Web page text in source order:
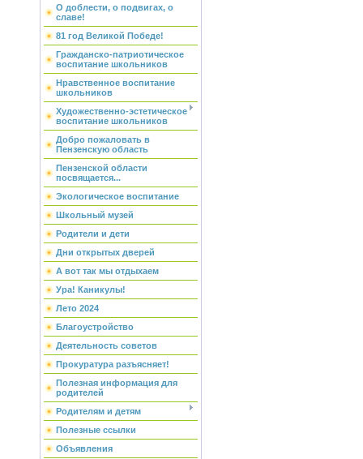
О доблести, о подвигах, о
славе!
81 год Великой Победе!
Гражданско-патриотическое
воспитание школьников
Нравственное воспитание
школьников
Художественно-эстетическое
воспитание школьников
Добро пожаловать в
Пензенскую область
Пензенской области
посвящается...
Экологическое воспитание
Школьный музей
Родители и дети
Дни открытых дверей
А вот так мы отдыхаем
Ура! Каникулы!
Лето 2024
Благоустройство
Деятельность советов
Прокуратура разъясняет!
Полезная информация для
родителей
Родителям и детям
Полезные ссылки
Объявления